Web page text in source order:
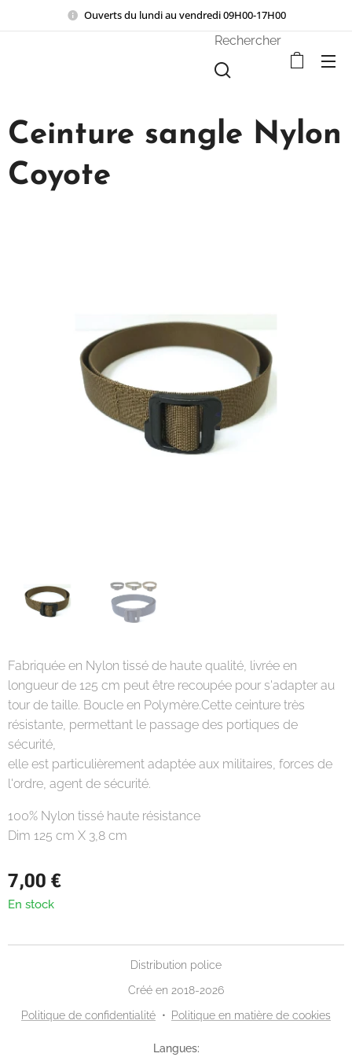
Ouverts du lundi au vendredi 09H00-17H00
Rechercher
Ceinture sangle Nylon
Coyote
Fabriquée en Nylon tissé de haute qualité, livrée en
longueur de 125 cm peut être recoupée pour s'adapter au
tour de taille. Boucle en Polymère.Cette ceinture très
résistante, permettant le passage des portiques de
sécurité,
elle est particulièrement adaptée aux militaires, forces de
l'ordre, agent de sécurité.
100% Nylon tissé haute résistance
Dim 125 cm X 3,8 cm
7,00 €
En stock
Distribution police
Créé en 2018-2026
Politique de confidentialité
Politique en matière de cookies
Langues